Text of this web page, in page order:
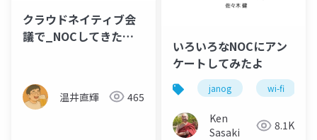
クラウドネイティブ会
議で_NOCしてきたお
温井直輝 465
いろいろなNOCにアン
ケートしてみたよ
janog wi-fi
Ken
Sasaki
8.1K